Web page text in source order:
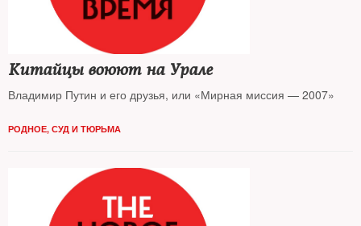
Китайцы воюют на Урале
Владимир Путин и его друзья, или «Мирная миссия — 2007»
РОДНОЕ, СУД И ТЮРЬМА